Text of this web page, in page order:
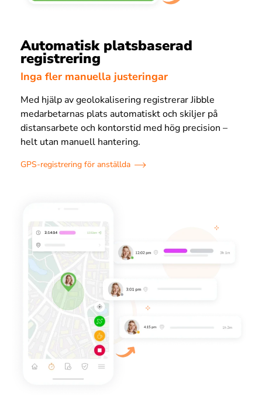
Automatisk platsbaserad
registrering
Inga fler manuella justeringar
Med hjälp av geolokalisering registrerar Jibble
medarbetarnas plats automatiskt och skiljer på
distansarbete och kontorstid med hög precision –
helt utan manuell hantering.
GPS-registrering för anställda